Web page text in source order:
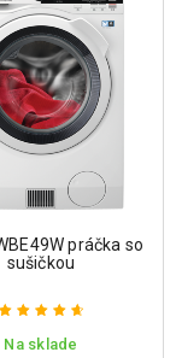
práčka so
sušičkou
Hodnotenie
Na sklade